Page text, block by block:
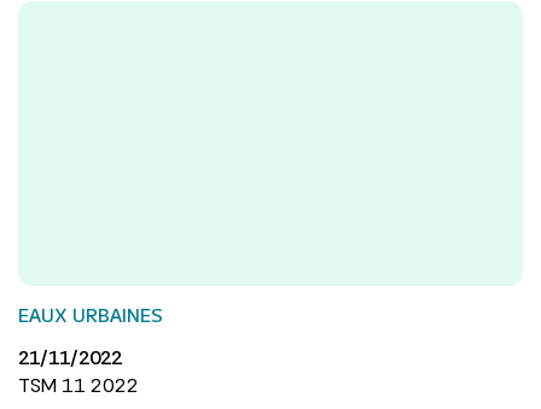
EAUX URBAINES
21/11/2022
TSM 11 2022